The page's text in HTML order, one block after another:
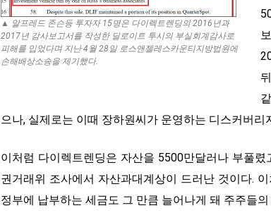
▲ 알프레드 존슨등 투자자 15명은 다이렉트렌딩의 2016년과
2017년 감사보고서를 작성한 딜로이트 투시의 부실회계감사로
피해를 입었다며 지난 4월 28일 로스앤젤레스카운티지방법원에
손해배상소송을 제기했다.
으나, 실제로는 이때 장하원씨가 운영하는 디스커버리
이처럼 다이렉트렌딩은 자산을 5500만달러나 부풀
권거래위 조사에서 자산과대계상이 드러난 것이다.
정부에 납부하는 세금도 그 만큼 늘어나게 돼 주주들